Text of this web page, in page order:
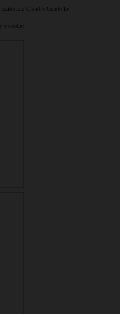
Claudio Gandolfo
e cookie